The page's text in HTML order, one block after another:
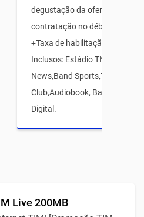
degustação da oferta,
contratação no débito
+Taxa de habilitação12x R$15
Inclusos: Estádio TNT
News,Band Sports,TIM Games
Club,Audiobook, Babbel eTIM
Digital.
Live 200MB